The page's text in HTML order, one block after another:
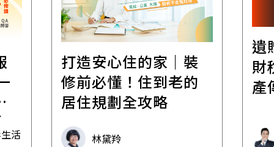
活
打造安心住的家｜裝
修前必懂！住到老的
居住規劃全攻略
林黛羚
遺
財
產